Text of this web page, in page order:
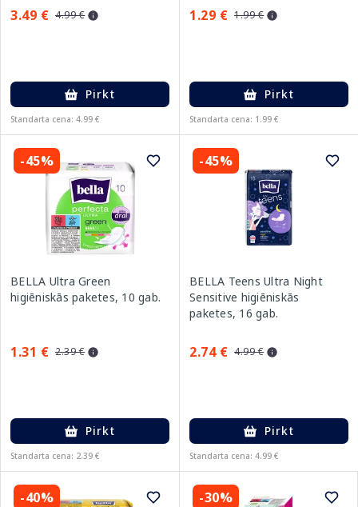
3.49 € 4.99 €
Pirkt
Standarta cena: 4.99 €
1.29 € 1.99 €
Pirkt
Standarta cena: 1.99 €
-45%
BELLA Ultra Green
higiēniskās paketes, 10 gab.
1.31 € 2.39 €
Pirkt
Standarta cena: 2.39 €
-45%
BELLA Teens Ultra Night
Sensitive higiēniskās
paketes, 16 gab.
2.74 € 4.99 €
Pirkt
Standarta cena: 4.99 €
-40% -30%